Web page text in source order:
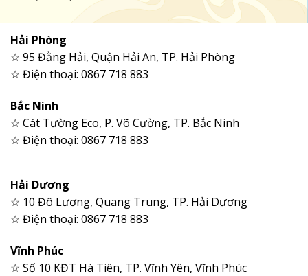
Hải Phòng
☆ 95 Đằng Hải, Quận Hải An, TP. Hải Phòng
☆ Điện thoại: 0867 718 883
Bắc Ninh
☆ Cát Tường Eco, P. Võ Cường, TP. Bắc Ninh
☆ Điện thoại: 0867 718 883
Hải Dương
☆ 10 Đô Lương, Quang Trung, TP. Hải Dương
☆ Điện thoại: 0867 718 883
Vĩnh Phúc
☆ Số 10 KĐT Hà Tiên, TP. Vĩnh Yên, Vĩnh Phúc